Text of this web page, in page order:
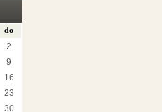
do
2
9
16
23
30